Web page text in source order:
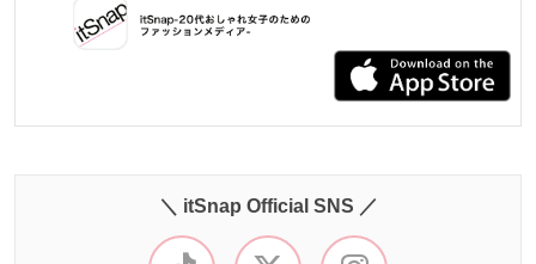
＼ itSnap Official SNS ／